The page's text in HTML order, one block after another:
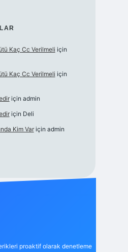
Kaç Cc Verilmeli için
Kaç Cc Verilmeli için
için admin
için Deli
Kim Variçin admin
proaktif olarak denetleme